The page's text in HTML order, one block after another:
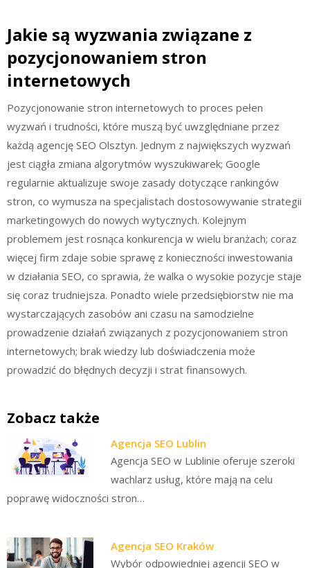
Jakie są wyzwania związane z
pozycjonowaniem stron
internetowych
Pozycjonowanie stron internetowych to proces pełen
wyzwań i trudności, które muszą być uwzględniane przez
każdą agencję SEO Olsztyn. Jednym z największych wyzwań
jest ciągła zmiana algorytmów wyszukiwarek; Google
regularnie aktualizuje swoje zasady dotyczące rankingów
stron, co wymusza na specjalistach dostosowywanie strategii
marketingowych do nowych wytycznych. Kolejnym
problemem jest rosnąca konkurencja w wielu branżach; coraz
więcej firm zdaje sobie sprawę z konieczności inwestowania
w działania SEO, co sprawia, że walka o wysokie pozycje staje
się coraz trudniejsza. Ponadto wiele przedsiębiorstw nie ma
wystarczających zasobów ani czasu na samodzielne
prowadzenie działań związanych z pozycjonowaniem stron
internetowych; brak wiedzy lub doświadczenia może
prowadzić do błędnych decyzji i strat finansowych.
Zobacz także
Agencja SEO Lublin
Agencja SEO w Lublinie oferuje szeroki
wachlarz usług, które mają na celu
poprawę widoczności stron…
Agencja SEO Kraków
Wybór odpowiedniej agencji SEO w